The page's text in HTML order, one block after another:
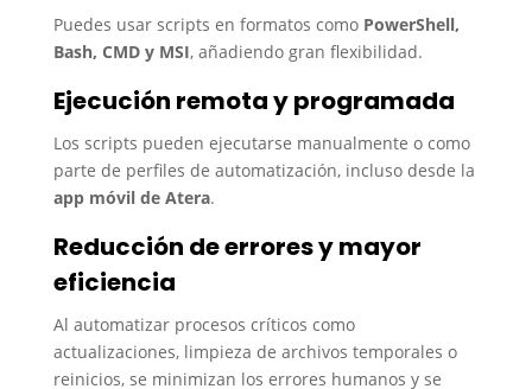
Puedes usar scripts en formatos como PowerShell,
Bash, CMD y MSI, añadiendo gran flexibilidad.
Ejecución remota y programada
Los scripts pueden ejecutarse manualmente o como
parte de perfiles de automatización, incluso desde la
app móvil de Atera.
Reducción de errores y mayor
eficiencia
Al automatizar procesos críticos como
actualizaciones, limpieza de archivos temporales o
reinicios, se minimizan los errores humanos y se